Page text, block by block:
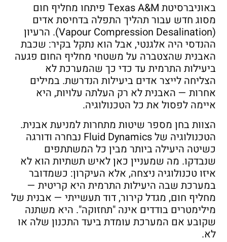
באוניברסיטת Texas A&M פיתחו מחליף חום
מסוג חדש עבור תהליך התפלה בדחיסת אדים
(Vapour Compression Desalination). הרעיון
ההנדסי היה אלגנטי, אבל הוא נתקל בקיר: שכבת
האבנית שהצטברה על משטחי מחליף החום פגעה
ביעילות התרמית עד כדי כך שהמערכת לא
הצליחה לייצר אדים ביעילות הנדרשת. במילים
אחרות — האבנית לא רק העלתה עלויות, היא
איימה לפסול את כל הטכנולוגיה.
הצוות בחן מספר שיטות מתחרות למניעת אבנית.
הטכנולוגיה של Fluid Dynamics נבחרה ודורגה
כשיטה היעילה ביותר מבין כל המשתתפים
שנבדקו. מה שמעניין כאן לאיש תשתיות הוא לא
איזו טכנולוגיה ניצחה, אלא העיקרון: כשמדובר
במערכת שבה היעילות התרמית היא קריטית —
מחליף חום, מגדל קירור, דוד תעשייתי — אבנית של
מילימטרים בודדים אינה "תחזוקה". היא משתנה
שקובע אם המערכת עומדת ביעד התכנון שלה או
לא.